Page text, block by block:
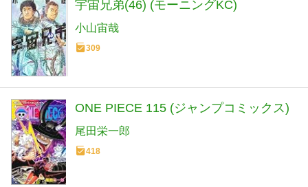
宇宙兄弟(46) (モーニングKC)
小山宙哉
309
ONE PIECE 115 (ジャンプコミックス)
尾田栄一郎
418